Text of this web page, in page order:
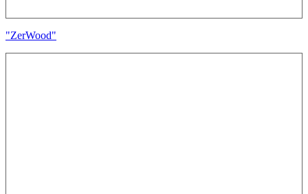
"ZerWood"